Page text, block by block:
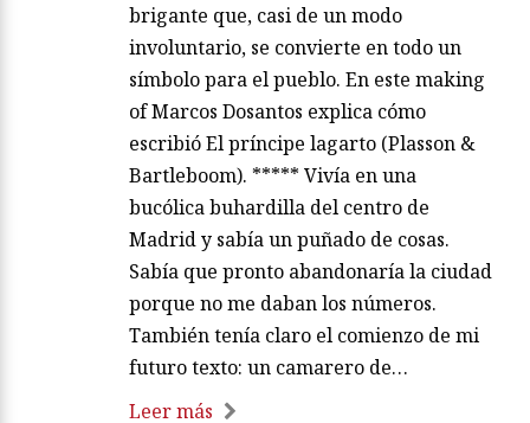
brigante que, casi de un modo
involuntario, se convierte en todo un
símbolo para el pueblo. En este making
of Marcos Dosantos explica cómo
escribió El príncipe lagarto (Plasson &
Bartleboom). ***** Vivía en una
bucólica buhardilla del centro de
Madrid y sabía un puñado de cosas.
Sabía que pronto abandonaría la ciudad
porque no me daban los números.
También tenía claro el comienzo de mi
futuro texto: un camarero de…
Leer más